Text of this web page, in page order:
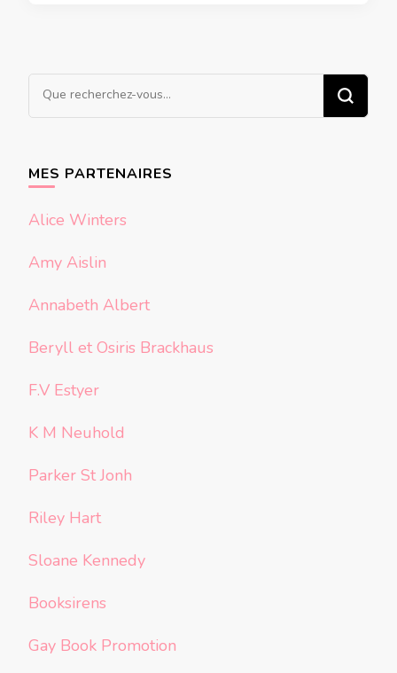
Vous
MES PARTENAIRES
Alice Winters
Amy Aislin
Annabeth Albert
Beryll et Osiris Brackhaus
F.V Estyer
K M Neuhold
Parker St Jonh
Riley Hart
Sloane Kennedy
Booksirens
Gay Book Promotion